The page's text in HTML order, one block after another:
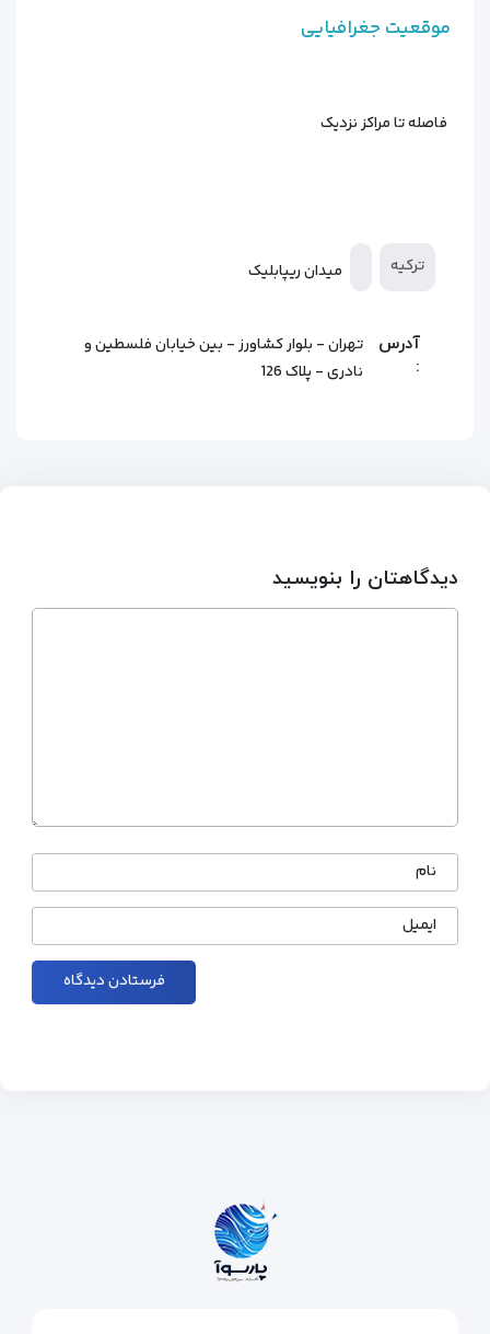
موقعیت جغرافیایی
فاصله تا مراکز نزدیک
ترکیه میدان ریپابلیک
آدرس
:
تهران - بلوار کشاورز - بین خیابان فلسطین و
نادری - پلاک 126
دیدگاهتان را بنویسید
نام
ایمیل